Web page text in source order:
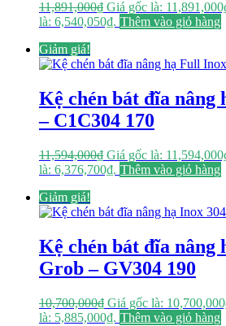
11,891,000₫ Giá gốc là:
là: 6,540,050₫. Thêm vào giỏ hàng
Giảm giá!
Kệ chén bát đĩa nâng
– C1C304 170
11,594,000₫ Giá gốc là:
là: 6,376,700₫. Thêm vào giỏ hàng
Giảm giá!
Kệ chén bát đĩa nâng
Grob – GV304 190
10,700,000₫ Giá gốc là:
là: 5,885,000₫. Thêm vào giỏ hàng